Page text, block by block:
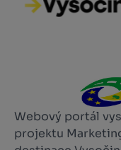
Webový portál
projektu